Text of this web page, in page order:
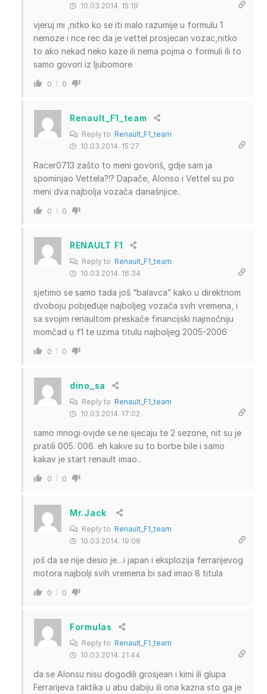
10.03.2014. 15:19
vjeruj mi ,nitko ko se iti malo razumije u formulu 1
nemoze i nce rec da je vettel prosjecan vozac,nitko
to ako nekad neko kaze ili nema pojma o formuli ili to
samo govori iz ljubomore
0 0
Renault_F1_team
Reply to Renault_F1_team
10.03.2014. 15:27
Racer0713 zašto to meni govoriš, gdje sam ja
spominjao Vettela?!? Dapače, Alonso i Vettel su po
meni dva najbolja vozača današnjice..
0 0
RENAULT F1
Reply to Renault_F1_team
10.03.2014. 16:34
sjetimo se samo tada još “balavca” kako u direktnom
dvoboju pobjeđuje najboljeg vozača svih vremena, i
sa svojim renaultom preskače financijski najmočniju
momčad u f1 te uzima titulu najboljeg 2005-2006
0 0
dino_sa
Reply to Renault_F1_team
10.03.2014. 17:02
samo mnogi ovjde se ne sjecaju te 2 sezone, nit su je
pratili 005. 006. eh kakve su to borbe bile i samo
kakav je start renault imao..
0 0
Mr.Jack
Reply to Renault_F1_team
10.03.2014. 19:08
još da se nije desio je…i japan i eksplozija ferrarijevog
motora najbolji svih vremena bi sad imao 8 titula
0 0
Formulas
Reply to Renault_F1_team
10.03.2014. 21:44
da se Alonsu nisu dogodili grosjean i kimi ili glupa
Ferrarijeva taktika u abu dabiju ili ona kazna sto ga je